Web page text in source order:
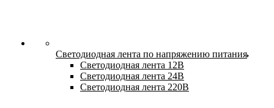
Светодиодная лента по напряжению питания
Светодиодная лента 12В
Светодиодная лента 24В
Светодиодная лента 220В